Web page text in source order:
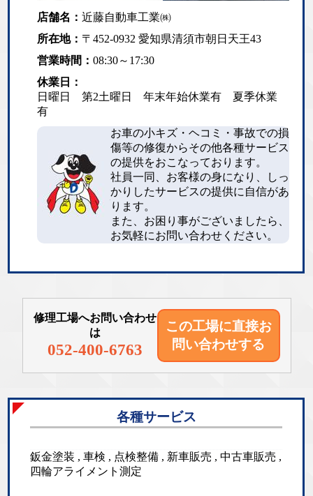
店舗名：近藤自動車工業㈱
所在地： 〒452-0932 愛知県清須市朝日天王43
営業時間：08:30～17:30
休業日：
日曜日 第2土曜日 年末年始休業有 夏季休業
有
お車の小キズ・ヘコミ・事故での損
傷等の修復からその他各種サービス
の提供をおこなっております。
社員一同、お客様の身になり、しっ
かりしたサービスの提供に自信があ
ります。
また、お困り事がございましたら、
お気軽にお問い合わせください。
修理工場へお問い合わせ
は
052-400-6763
この工場に直接お
問い合わせする
各種サービス
鈑金塗装 , 車検 , 点検整備 , 新車販売 , 中古車販売 ,
四輪アライメント測定